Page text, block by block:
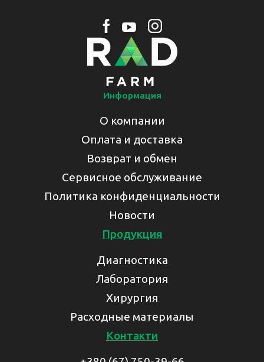
Информация
О компании
Оплата и доставка
Возврат и обмен
Сервисное обслуживание
Политика конфиденциальности
Новости
Продукция
Диагностика
Лаборатория
Хирургия
Расходные материалы
Контакти